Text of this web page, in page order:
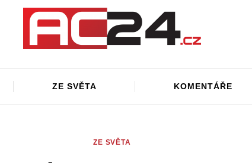
ZE SVĚTA KOMENTÁŘE
ZE SVĚTA